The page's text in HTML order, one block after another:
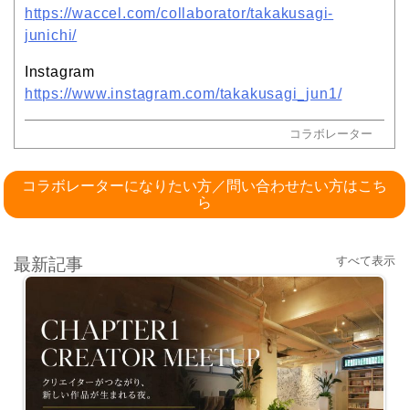
https://waccel.com/collaborator/takakusagi-
junichi/
Instagram
https://www.instagram.com/takakusagi_jun1/
コラボレーター
コラボレーターになりたい方／問い合わせたい方はこち
ら
最新記事 すべて表示